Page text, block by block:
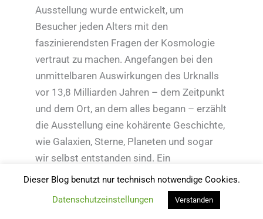
Ausstellung wurde entwickelt, um
Besucher jeden Alters mit den
faszinierendsten Fragen der Kosmologie
vertraut zu machen. Angefangen bei den
unmittelbaren Auswirkungen des Urknalls
vor 13,8 Milliarden Jahren – dem Zeitpunkt
und dem Ort, an dem alles begann – erzählt
die Ausstellung eine kohärente Geschichte,
wie Galaxien, Sterne, Planeten und sogar
wir selbst entstanden sind. Ein
umfangreicher Chronologie-Bereich zeigt
Meilensteine in der Geschichte des
Universums, von den ersten Momenten bis
Dieser Blog benutzt nur technisch notwendige Cookies.
Datenschutzeinstellungen
Verstanden